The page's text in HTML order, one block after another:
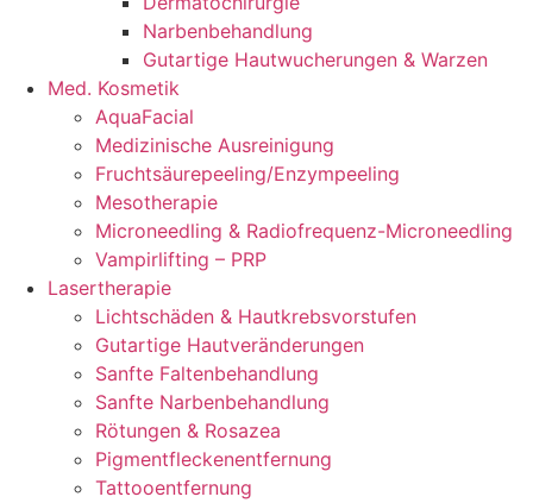
Narbenbehandlung
Gutartige Hautwucherungen & Warzen
Med. Kosmetik
AquaFacial
Medizinische Ausreinigung
Fruchtsäurepeeling/Enzympeeling
Mesotherapie
Microneedling & Radiofrequenz-Microneedling
Vampirlifting – PRP
Lasertherapie
Lichtschäden & Hautkrebsvorstufen
Gutartige Hautveränderungen
Sanfte Faltenbehandlung
Sanfte Narbenbehandlung
Rötungen & Rosazea
Pigmentfleckenentfernung
Tattooentfernung